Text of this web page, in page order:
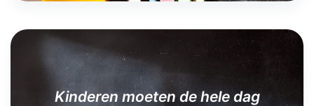
Kinderen moeten de hele dag